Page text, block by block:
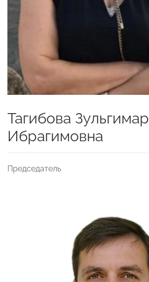
Тагибова Зульгимар
Ибрагимовна
Председатель